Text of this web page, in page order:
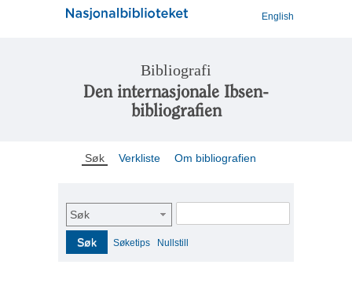
English
Bibliografi
Den internasjonale Ibsen-
bibliografien
Søk Verkliste Om bibliografien
Søk
Søk Søketips Nullstill